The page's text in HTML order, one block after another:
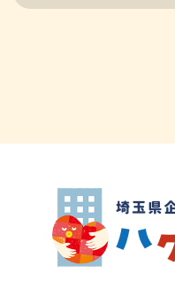
埼玉県企業内保
たま